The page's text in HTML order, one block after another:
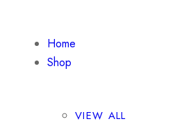
Home
Shop
VIEW ALL